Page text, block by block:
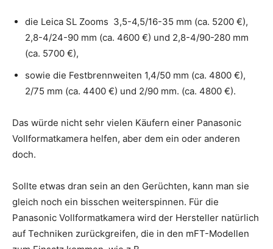
die Leica SL Zooms 3,5-4,5/16-35 mm (ca. 5200 €),
2,8-4/24-90 mm (ca. 4600 €) und 2,8-4/90-280 mm
(ca. 5700 €),
sowie die Festbrennweiten 1,4/50 mm (ca. 4800 €),
2/75 mm (ca. 4400 €) und 2/90 mm. (ca. 4800 €).
Das würde nicht sehr vielen Käufern einer Panasonic
Vollformatkamera helfen, aber dem ein oder anderen
doch.
Sollte etwas dran sein an den Gerüchten, kann man sie
gleich noch ein bisschen weiterspinnen. Für die
Panasonic Vollformatkamera wird der Hersteller natürlich
auf Techniken zurückgreifen, die in den mFT-Modellen